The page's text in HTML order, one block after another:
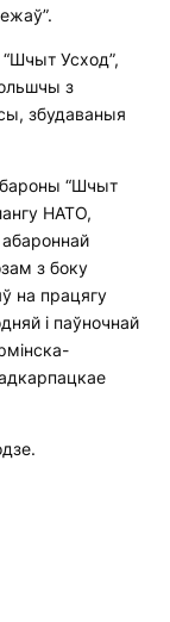
Усход”,
з
збудаваныя
“Шчыт
НАТО,
з боку
на працягу
і паўночнай